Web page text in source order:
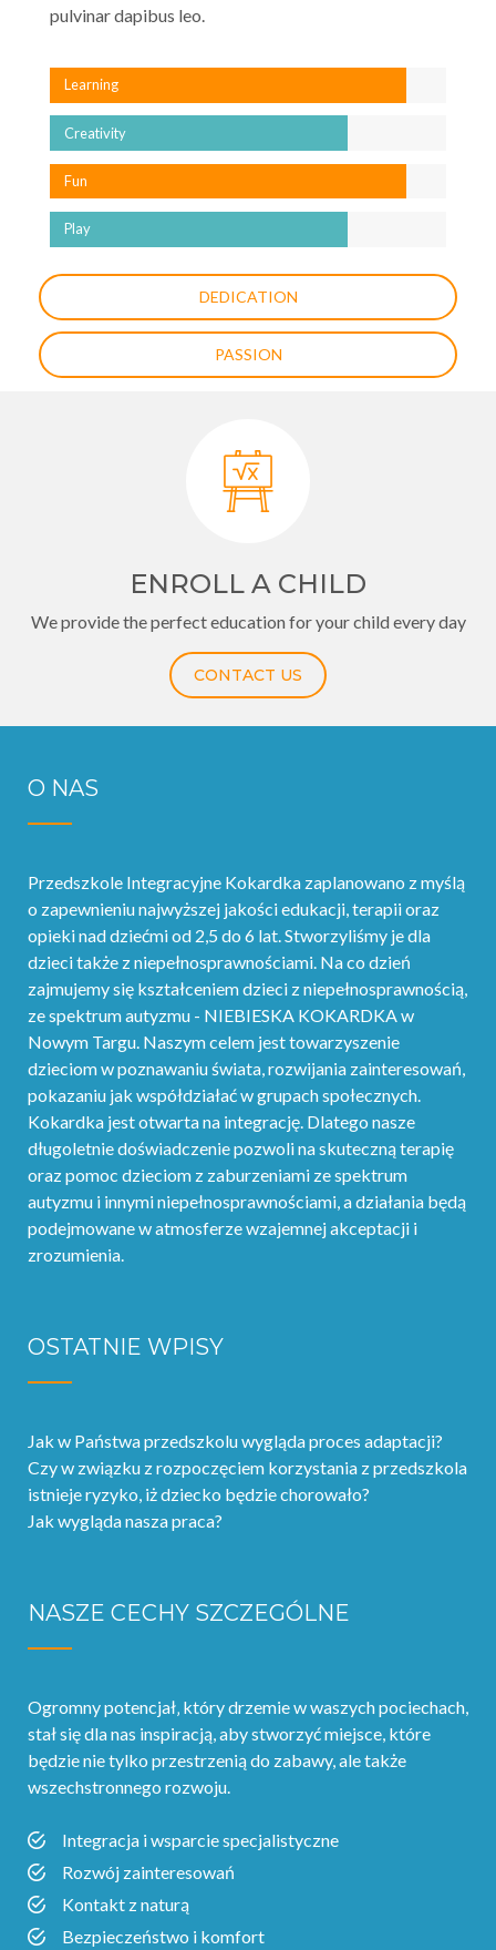
pulvinar dapibus leo.
Learning
Creativity
Fun
Play
DEDICATION
PASSION
ENROLL A CHILD
We provide the perfect education for your child every day
CONTACT US
O NAS
Przedszkole Integracyjne Kokardka zaplanowano z myślą
o zapewnieniu najwyższej jakości edukacji, terapii oraz
opieki nad dziećmi od 2,5 do 6 lat. Stworzyliśmy je dla
dzieci także z niepełnosprawnościami. Na co dzień
zajmujemy się kształceniem dzieci z niepełnosprawnością,
ze spektrum autyzmu - NIEBIESKA KOKARDKA w
Nowym Targu. Naszym celem jest towarzyszenie
dzieciom w poznawaniu świata, rozwijania zainteresowań,
pokazaniu jak współdziałać w grupach społecznych.
Kokardka jest otwarta na integrację. Dlatego nasze
długoletnie doświadczenie pozwoli na skuteczną terapię
oraz pomoc dzieciom z zaburzeniami ze spektrum
autyzmu i innymi niepełnosprawnościami, a działania będą
podejmowane w atmosferze wzajemnej akceptacji i
zrozumienia.
OSTATNIE WPISY
Jak w Państwa przedszkolu wygląda proces adaptacji?
Czy w związku z rozpoczęciem korzystania z przedszkola
istnieje ryzyko, iż dziecko będzie chorowało?
Jak wygląda nasza praca?
NASZE CECHY SZCZEGÓLNE
Ogromny potencjał‚ który drzemie w waszych pociechach,
stał się dla nas inspiracją, aby stworzyć miejsce, które
będzie nie tylko przestrzenią do zabawy, ale także
wszechstronnego rozwoju.
Integracja i wsparcie specjalistyczne
Rozwój zainteresowań
Kontakt z naturą
Bezpieczeństwo i komfort